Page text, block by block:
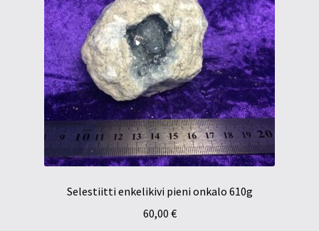
Selestiitti enkelikivi pieni onkalo 610g
60,00 €